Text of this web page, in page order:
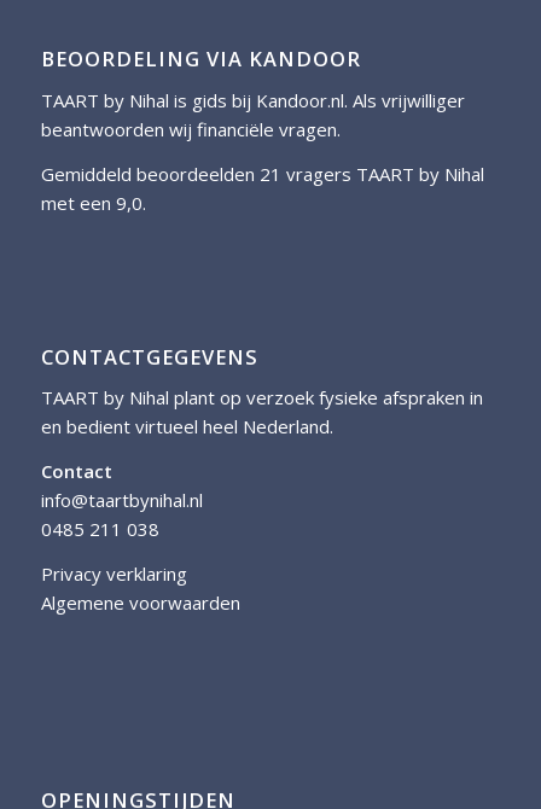
BEOORDELING VIA KANDOOR
TAART by Nihal is gids bij Kandoor.nl. Als vrijwilliger
beantwoorden wij financiële vragen.
Gemiddeld beoordeelden 21 vragers TAART by Nihal
met een 9,0.
CONTACTGEGEVENS
TAART by Nihal plant op verzoek fysieke afspraken in
en bedient virtueel heel Nederland.
Contact
info@taartbynihal.nl
0485 211 038
Privacy verklaring
Algemene voorwaarden
OPENINGSTIJDEN